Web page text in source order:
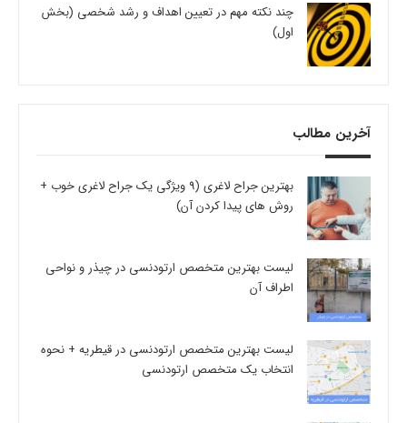
چند نکته مهم در تعیین اهداف و رشد شخصی (بخش
اول)
آخرین مطالب
بهترین جراح لاغری (9 ویژگی یک جراح لاغری خوب +
روش های پیدا کردن آن)
لیست بهترین متخصص ارتودنسی در چیذر و نواحی
اطراف آن
لیست بهترین متخصص ارتودنسی در قیطریه + نحوه
انتخاب یک متخصص ارتودنسی